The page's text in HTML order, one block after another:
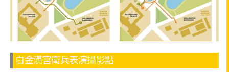
白金漢宮衛兵表演攝影點